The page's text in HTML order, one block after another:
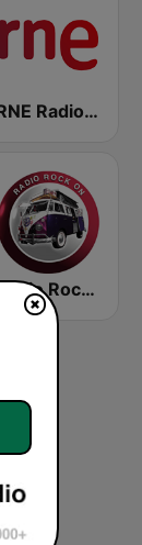
RNE Radio Nacional
Radio Rock On